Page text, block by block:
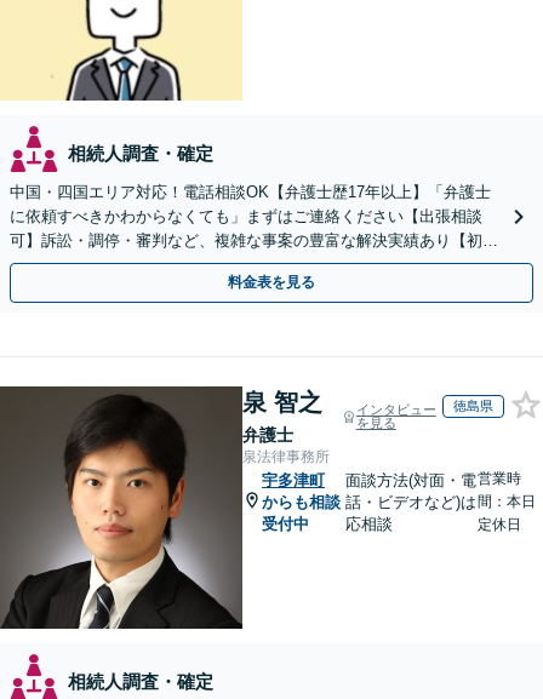
相続人調査・確定
中国・四国エリア対応！電話相談OK【弁護士歴17年以上】「弁護士
に依頼すべきかわからなくても」まずはご連絡ください【出張相談
可】訴訟・調停・審判など、複雑な事案の豊富な解決実績あり【初回
相談無料】初回面談のみで解決できるケースもあります
料金表を見る
泉 智之
弁護士
インタビュー
を見る
徳島県
泉法律事務所
宇多津町
からも相談
受付中
面談方法(対面・電
話・ビデオなど)は
応相談
営業時
間：本日
定休日
相続人調査・確定